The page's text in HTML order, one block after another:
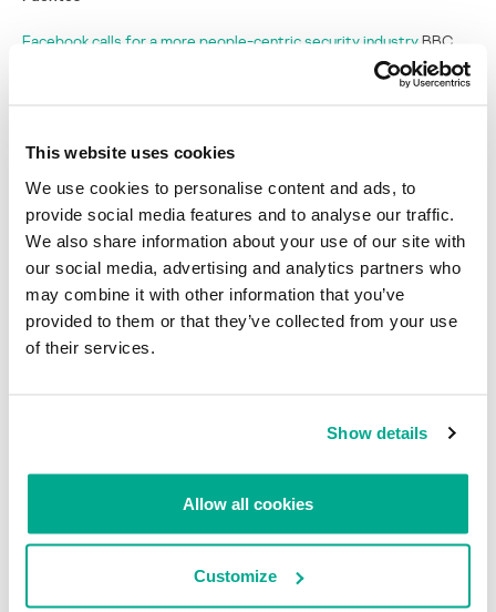
This website uses cookies
We use cookies to personalise content and ads, to
provide social media features and to analyse our traffic.
We also share information about your use of our site with
our social media, advertising and analytics partners who
may combine it with other information that you’ve
provided to them or that they’ve collected from your use
of their services.
Show details
Allow all cookies
Customize
Facebook calls for a more people-centric security industryBBC
Facebook security boss: empathy, inclusion must come to security
HACKERS SECURITY
Alex Stamos abre BlackHat pidiendo